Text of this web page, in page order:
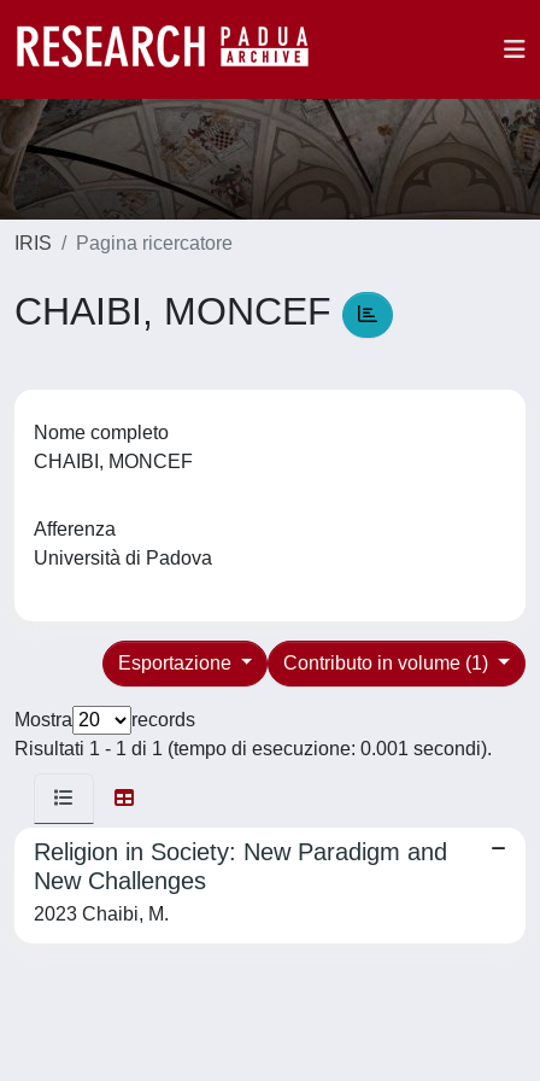
IRIS Pagina ricercatore
CHAIBI, MONCEF
Nome completo
CHAIBI, MONCEF
Afferenza
Università di Padova
Contributo in volume (1)
Esportazione
Mostra
records
Risultati 1 - 1 di 1 (tempo di esecuzione: 0.001 secondi).
Religion in Society: New Paradigm and
New Challenges
2023 Chaibi, M.